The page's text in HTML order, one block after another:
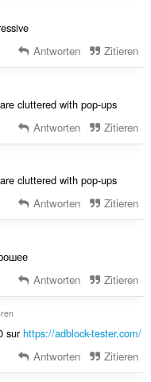
Antworten Zitieren
cluttered with pop-ups
Antworten Zitieren
cluttered with pop-ups
Antworten Zitieren
Antworten Zitieren
surhttps://adblock-tester.com/
Antworten Zitieren